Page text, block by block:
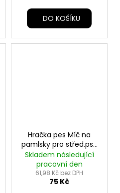
DO KOŠÍKU
Hračka pes Míč na
pamlsky pro střed.psa
7cm plast TR
Skladem následující
pracovní den
61,98 Kč bez DPH
75 Kč